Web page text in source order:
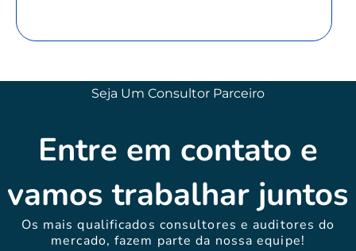
Seja Um Consultor Parceiro
Entre em contato e
vamos trabalhar juntos
Os mais qualificados consultores e auditores do
mercado, fazem parte da nossa equipe!